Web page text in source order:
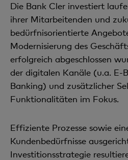
Die Bank Cler investiert
ihrer Mitarbeitenden und
bedürfnisorientierte
Modernisierung des
erfolgreich abgeschlossen
der digitalen Kanäle (u.a. E-
Banking) und zusätzlicher
Funktionalitäten im Fokus.
Effiziente Prozesse sowie
Kundenbedürfnisse
Investitionsstrategie